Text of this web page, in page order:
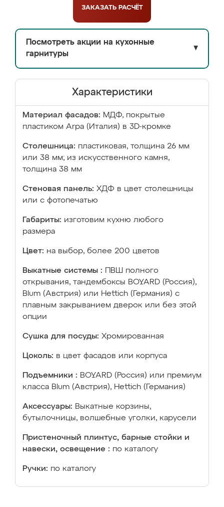
ЗАКАЗАТЬ РАСЧЁТ
Посмотреть акции на кухонные
гарнитуры
▼
Характеристики
Материал фасадов: МДФ, покрытые
пластиком Arpa (Италия) в 3D-кромке
Столешница: пластиковая, толщина 26 мм
или 38 мм; из искусственного камня,
толщина 38 мм
Стеновая панель: ХДФ в цвет столешницы
или с фотопечатью
Габариты: изготовим кухню любого
размера
Цвет: на выбор, более 200 цветов
Выкатные системы :
ПВШ полного
открывания, тандембоксы BOYARD (Россия),
Blum (Австрия) или Hettich (Германия) с
плавным закрыванием дверок или без этой
опции
Сушка для посуды: Хромированная
Цоколь: в цвет фасадов или корпуса
Подъемники : BOYARD (Россия) или премиум
класса Blum (Австрия), Hettich (Германия)
Аксессуары: Выкатные корзины,
бутылочницы, волшебные уголки, карусели
Пристеночный плинтус, барные стойки и
навески, освещение : по каталогу
Ручки: по каталогу